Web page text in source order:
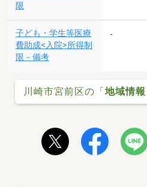
限
子ども・学生等医療
費助成<入院>所得制
限－備考
-
川崎市宮前区の「地域情報